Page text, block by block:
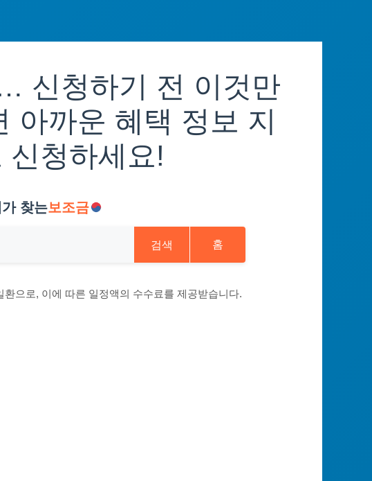
신청하기 전 이것만
아까운 혜택 정보 지
신청하세요!
찾는보조금
검색 홈
으로, 이에 따른 일정액의 수수료를 제공받습니다.